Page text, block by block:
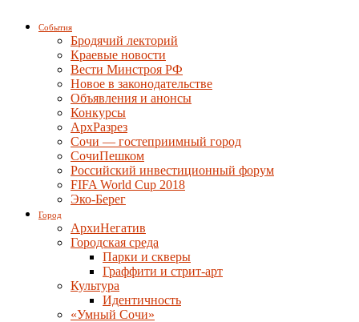
События
Бродячий лекторий
Краевые новости
Вести Минстроя РФ
Новое в законодательстве
Объявления и анонсы
Конкурсы
АрхРазрез
Сочи — гостеприимный город
СочиПешком
Российский инвестиционный форум
FIFA World Cup 2018
Эко-Берег
Город
АрхиНегатив
Городская среда
Парки и скверы
Граффити и стрит-арт
Культура
Идентичность
«Умный Сочи»